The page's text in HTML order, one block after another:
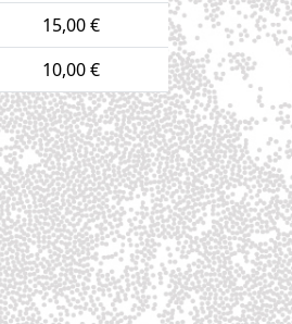
15,00 €
10,00 €